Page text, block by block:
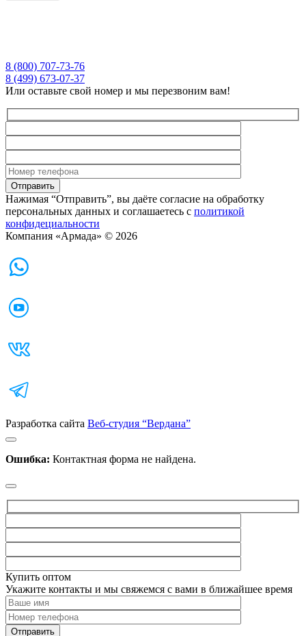
8 (800) 707-73-76
8 (499) 673-07-37
Или оставьте свой номер и мы перезвоним вам!
Нажимая “Отправить”, вы даёте согласие на обработку
персональных данных и соглашаетесь с политикой
конфидециальности
Компания «Армада» © 2026
Разработка сайта Веб-студия “Вердана”
Ошибка: Контактная форма не найдена.
Купить оптом
Укажите контакты и мы свяжемся с вами в ближайшее время